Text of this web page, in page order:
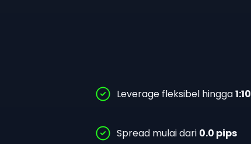
Leverage fleksibel hingga
Spread mulai dari 0.0 pips